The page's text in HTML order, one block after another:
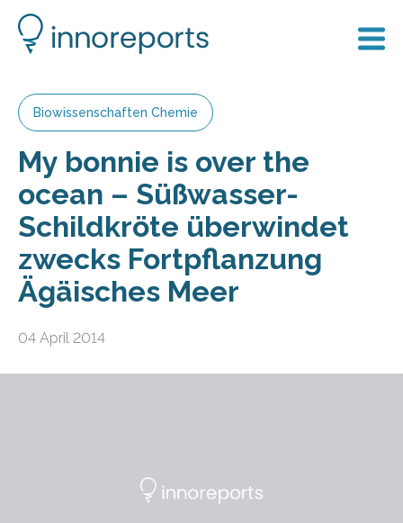
Biowissenschaften Chemie
My bonnie is over the
ocean – Süßwasser-
Schildkröte überwindet
zwecks Fortpflanzung
Ägäisches Meer
04 April 2014